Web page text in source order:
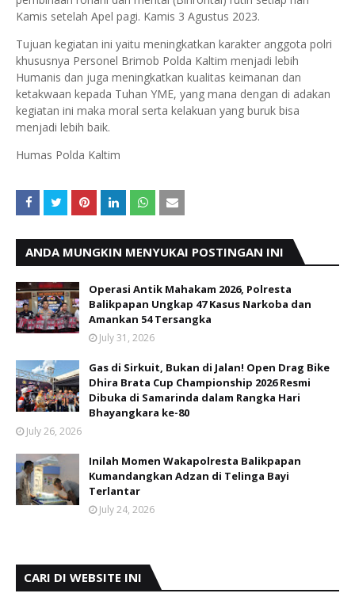
Kamis setelah Apel pagi. Kamis 3 Agustus 2023.
Tujuan kegiatan ini yaitu meningkatkan karakter anggota polri
khususnya Personel Brimob Polda Kaltim menjadi lebih
Humanis dan juga meningkatkan kualitas keimanan dan
ketakwaan kepada Tuhan YME, yang mana dengan di adakan
kegiatan ini maka moral serta kelakuan yang buruk bisa
menjadi lebih baik.
Humas Polda Kaltim
ANDA MUNGKIN MENYUKAI POSTINGAN INI
Operasi Antik Mahakam 2026, Polresta
Balikpapan Ungkap 47 Kasus Narkoba dan
Amankan 54 Tersangka
July 31, 2026
Gas di Sirkuit, Bukan di Jalan! Open Drag Bike
Dhira Brata Cup Championship 2026 Resmi
Dibuka di Samarinda dalam Rangka Hari
Bhayangkara ke-80
July 26, 2026
Inilah Momen Wakapolresta Balikpapan
Kumandangkan Adzan di Telinga Bayi
Terlantar
July 24, 2026
CARI DI WEBSITE INI